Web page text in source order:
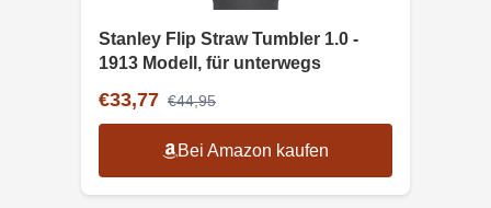
Stanley Flip Straw Tumbler 1.0 -
1913 Modell, für unterwegs
€33,77 €44,95
Bei Amazon kaufen